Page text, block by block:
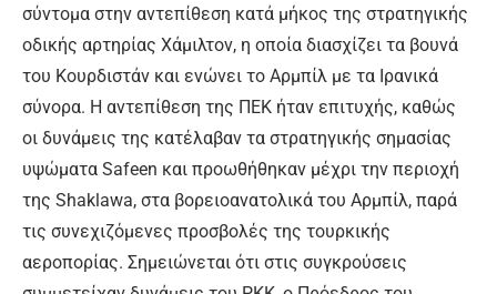
σύντομα στην αντεπίθεση κατά μήκος της στρατηγικής
οδικής αρτηρίας Χάμιλτον, η οποία διασχίζει τα βουνά
του Κουρδιστάν και ενώνει το Αρμπίλ με τα Ιρανικά
σύνορα. Η αντεπίθεση της ΠΕΚ ήταν επιτυχής, καθώς
οι δυνάμεις της κατέλαβαν τα στρατηγικής σημασίας
υψώματα Safeen και προωθήθηκαν μέχρι την περιοχή
της Shaklawa, στα βορειοανατολικά του Αρμπίλ, παρά
τις συνεχιζόμενες προσβολές της τουρκικής
αεροπορίας. Σημειώνεται ότι στις συγκρούσεις